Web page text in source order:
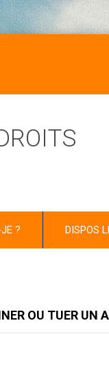
? DISPOS
OU TUER UN